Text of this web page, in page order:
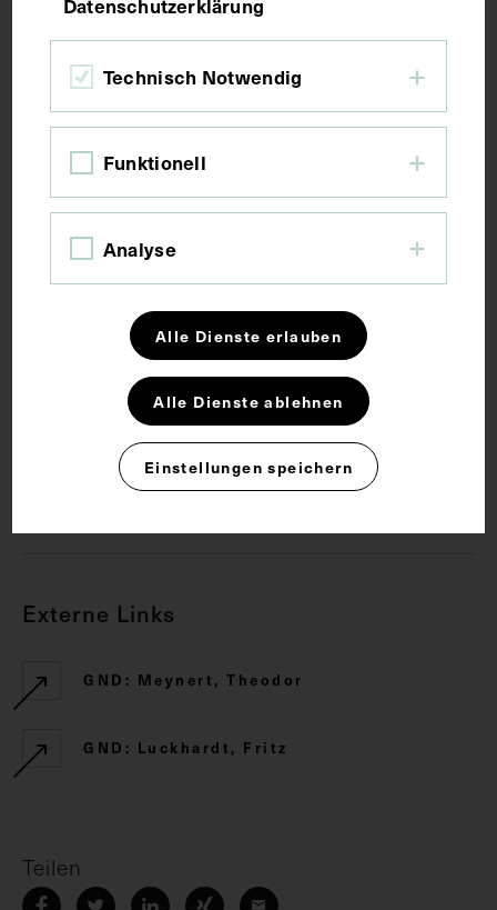
Bildmaß inkl. Passepartout 38,5 x 31 cm
Kurzbeschreibung
Fotografie: Fritz Luckhardt, Wien.
Schlagwörter
Hochschullehrer
Neurologie
Schriftsteller
Externe Links
GND: Meynert, Theodor
GND: Luckhardt, Fritz
Teilen
Datenschutzerklärung
Technisch Notwendig
Funktionell
Analyse
Alle Dienste erlauben
Alle Dienste ablehnen
Einstellungen speichern